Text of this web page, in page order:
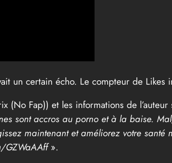
un certain écho. Le compteur de Likes
(No Fap)) et les informations de
sont accros au porno et à la baise.
maintenant et améliorez votre
GZWaAAff».